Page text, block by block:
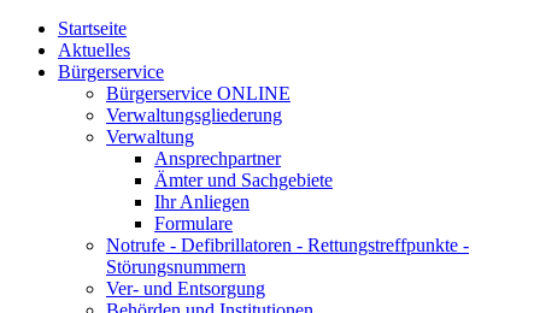
Startseite
Aktuelles
Bürgerservice
Bürgerservice ONLINE
Verwaltungsgliederung
Verwaltung
Ansprechpartner
Ämter und Sachgebiete
Ihr Anliegen
Formulare
Notrufe - Defibrillatoren - Rettungstreffpunkte -
Störungsnummern
Ver- und Entsorgung